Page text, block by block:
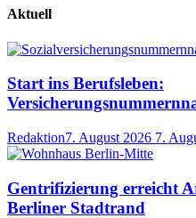
Aktuell
Start ins Berufsleben:
Redaktion7. August 2026 7.
Gentrifizierung erreicht
Berliner Stadtrand